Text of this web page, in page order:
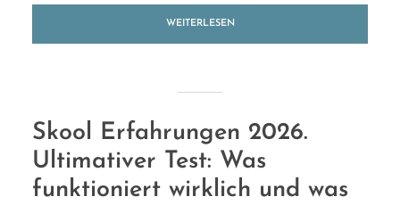
WEITERLESEN
Skool Erfahrungen 2026.
Ultimativer Test: Was
funktioniert wirklich und was